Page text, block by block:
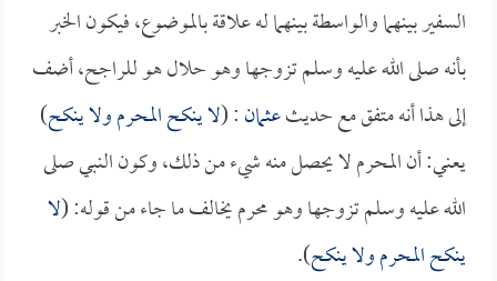
السفير بينهما والواسطة بينهما له علاقة بالموضوع، فيكون الخبر
بأنه صلى الله عليه وسلم تزوجها وهو حلال هو للراجح، أضف
إلى هذا أنه متفق مع حديثعثمان: (لا ينكح المحرم ولا ينكح)
يعني: أن المحرم لا يحصل منه شيء من ذلك، وكون النبي صلى
الله عليه وسلم تزوجها وهو محرم يخالف ما جاء من قوله: (لا
ينكح المحرم ولا ينكح).